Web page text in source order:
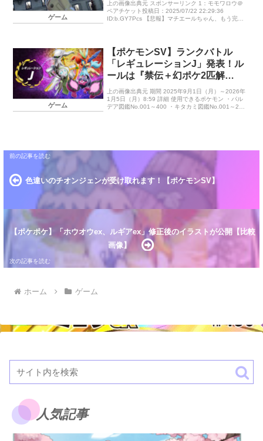
ゲーム
上の画像出典元 スポンサーリンク 1：モモワロウ＠
ペアチケット投稿日：2025/07/22 22:29:36
ID:b.GY7Pcs 【悲報】マチエールちゃん、もう完全
ゲーム
【ポケモンSV】ランクバトル
「レギュレーションJ」発表！ル
ールは『禁伝＋幻ポケ2匹解
禁』！
上の画像出典元 期間 2025年9月1日（月）～2026年
1月5日（月）8:59 詳細 使用できるポケモン ・パル
デア図鑑No.001～400 ・キタカミ図鑑No.001～200
色違いのチオンジェンが受け取れます！【ポケモンSV】
【ポケポケ】「ホウオウex、ルギアex」修正後のイラストが公開【比較
画像】
ホーム ゲーム
人気記事